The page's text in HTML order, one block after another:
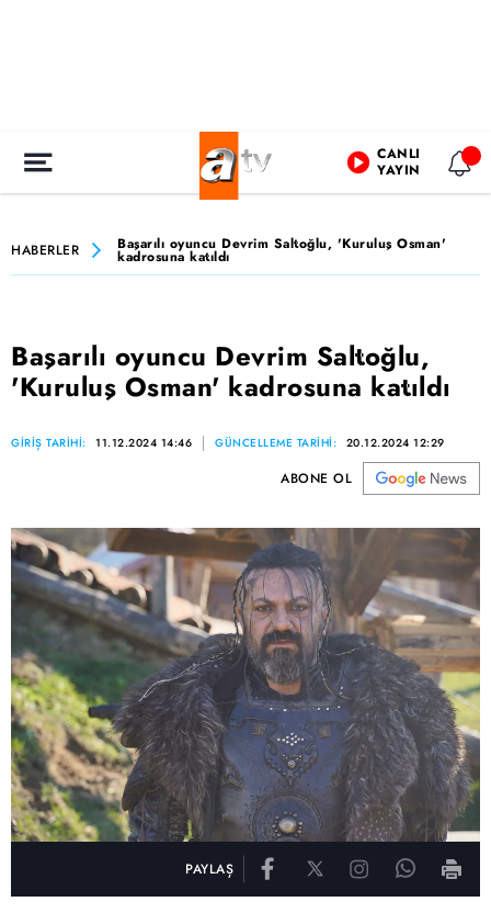
CANLI
YAYIN
HABERLER Başarılı oyuncu Devrim Saltoğlu, 'Kuruluş Osman'
kadrosuna katıldı
Başarılı oyuncu Devrim Saltoğlu,
'Kuruluş Osman' kadrosuna katıldı
GİRİŞ TARİHİ: 11.12.2024 14:46 GÜNCELLEME TARİHİ: 20.12.2024 12:29
ABONE OL
PAYLAŞ